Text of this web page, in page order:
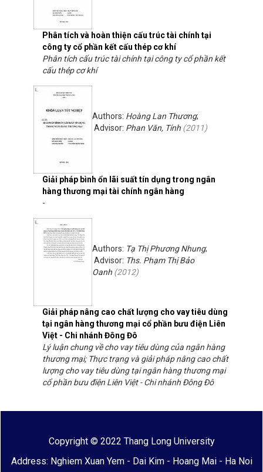
Phân tích và hoàn thiện cấu trúc tài chính tại
công ty cổ phần kết cấu thép cơ khí
Phân tích cấu trúc tài chính tại công ty cổ phần kết
cấu thép cơ khí
Giải pháp bình ổn lãi suất tín dụng trong ngân
hàng thương mại tài chính ngân hàng
Authors: Hoàng Lan Thương;
Advisor: Phan Văn, Tính (2011)
-
Giải pháp nâng cao chất lượng cho vay tiêu dùng
tại ngân hàng thương mại cổ phần bưu điện Liên
Việt - Chi nhánh Đông Đô
Authors: Tạ Thị Phương Nhung;
Advisor: Ths. Phạm Thị Bảo
Oanh (2012)
Lý luận chung về cho vay tiêu dùng của ngân hàng
thương mại; Thực trạng và giải pháp nâng cao chất
lượng cho vay tiêu dùng tại ngân hàng thương mại
cổ phần bưu điện Liên Việt - Chi nhánh Đông Đô
Copyright © 2022 Thang Long University
Address: Nghiem Xuan Yem - Dai Kim - Hoang Mai - Ha Noi